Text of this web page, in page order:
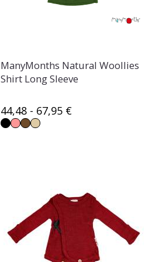
ManyMonths Natural Woollies
Shirt Long Sleeve
44,48 - 67,95 €